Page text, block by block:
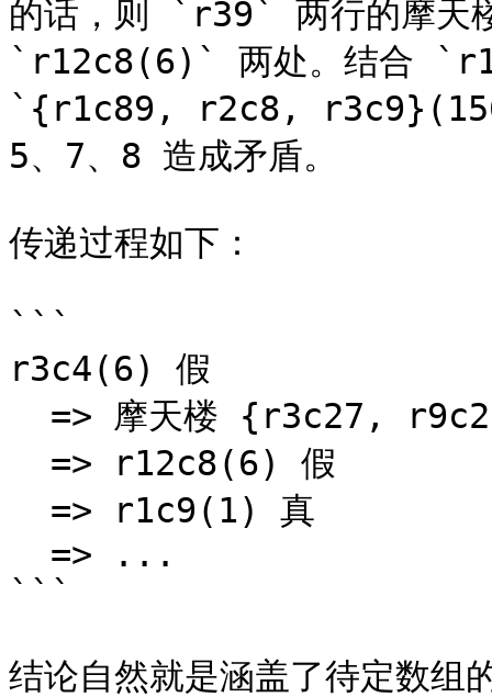
的话，则 `r39` 两行的摩天
`r12c8(6)` 两处。结合
`{r1c89, r2c8,
5、7、8 造成矛盾。
传递过程如下：
```
r3c4(6) 假
```
结论自然就是涵盖了待定数组